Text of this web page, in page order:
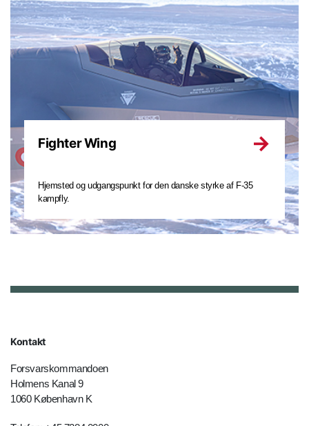
Fighter Wing
Hjemsted og udgangspunkt for den danske styrke af F-35
kampfly.
Kontakt
Forsvarskommandoen
Holmens Kanal 9
1060 København K